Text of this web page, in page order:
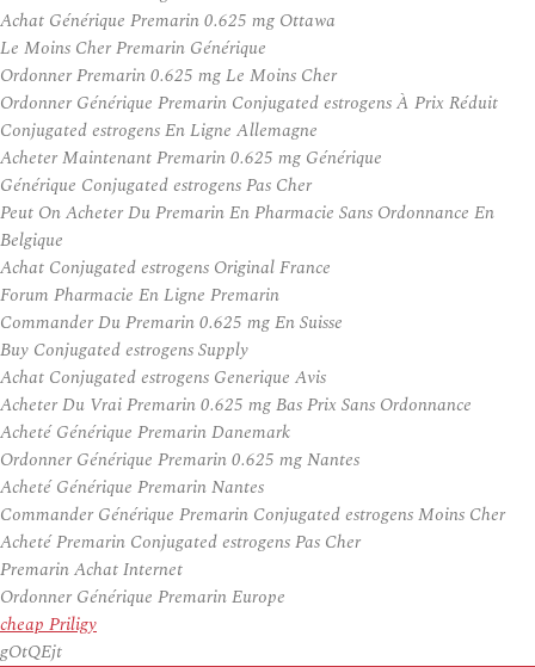
Achat Générique Premarin 0.625 mg Ottawa
Le Moins Cher Premarin Générique
Ordonner Premarin 0.625 mg Le Moins Cher
Ordonner Générique Premarin Conjugated estrogens À Prix Réduit
Conjugated estrogens En Ligne Allemagne
Acheter Maintenant Premarin 0.625 mg Générique
Générique Conjugated estrogens Pas Cher
Peut On Acheter Du Premarin En Pharmacie Sans Ordonnance En
Belgique
Achat Conjugated estrogens Original France
Forum Pharmacie En Ligne Premarin
Commander Du Premarin 0.625 mg En Suisse
Buy Conjugated estrogens Supply
Achat Conjugated estrogens Generique Avis
Acheter Du Vrai Premarin 0.625 mg Bas Prix Sans Ordonnance
Acheté Générique Premarin Danemark
Ordonner Générique Premarin 0.625 mg Nantes
Acheté Générique Premarin Nantes
Commander Générique Premarin Conjugated estrogens Moins Cher
Acheté Premarin Conjugated estrogens Pas Cher
Premarin Achat Internet
Ordonner Générique Premarin Europe
cheap Priligy
gOtQEjt